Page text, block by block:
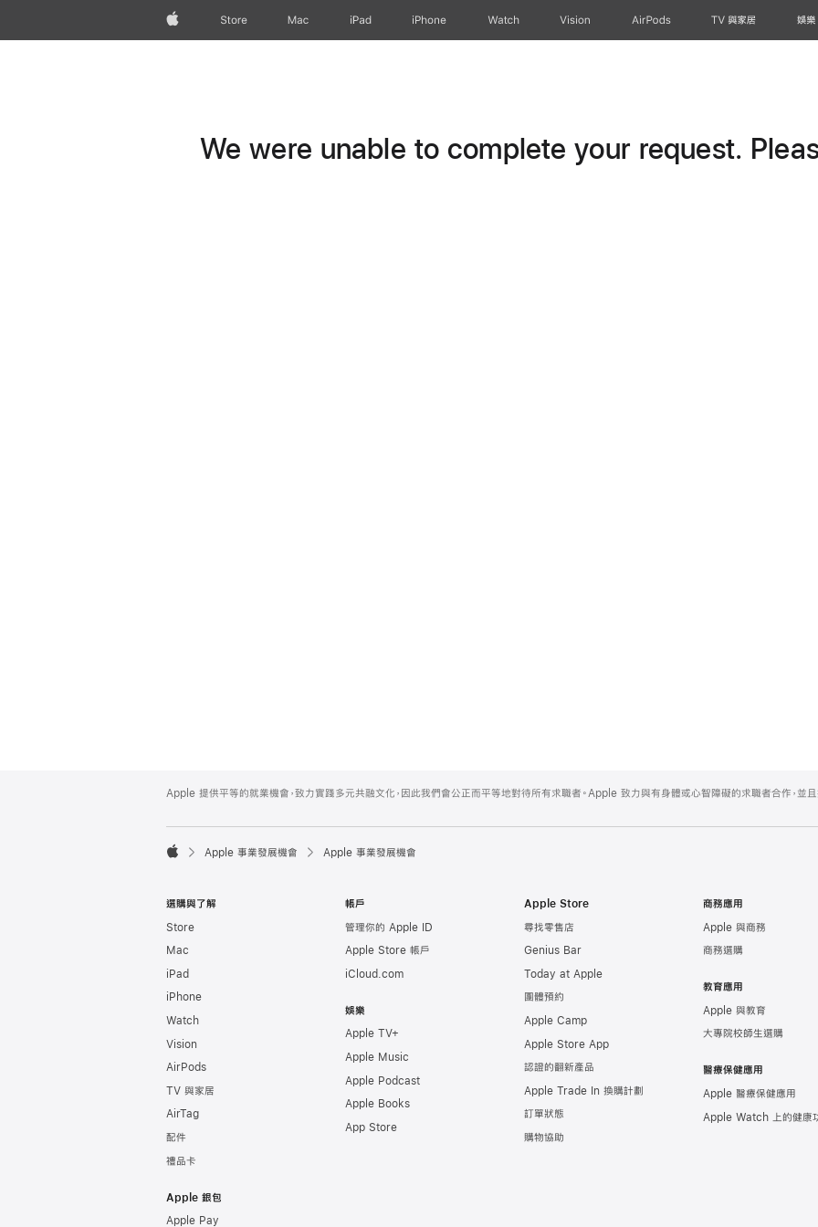
Apple Store Mac iPad iPhone Watch Vision AirPods TV 與家居 娛樂
We were unable to complete your request.
Footer
Apple 提供平等的就業機會，致力實踐多元共融文化，因此我們會公正而平等地對待所有求職者。Apple 致力與有身體或心智障礙的求職者合作，並且

Apple 事業發展機會 Apple 事業發展機會
選購與了解
Store
Mac
iPad
iPhone
Watch
Vision
AirPods
TV 與家居
AirTag
配件
禮品卡
Apple 銀包
Apple Pay
帳戶
管理你的 Apple ID
Apple Store 帳戶
iCloud.com
娛樂
Apple TV+
Apple Music
Apple Podcast
Apple Books
App Store
Apple Store
尋找零售店
Genius Bar
Today at Apple
團體預約
Apple Camp
Apple Store App
認證的翻新產品
Apple Trade In 換購計劃
訂單狀態
購物協助
商務應用
Apple 與商務
商務選購
教育應用
Apple 與教育
大專院校師生選購
醫療保健應用
Apple 醫療保健應用
Apple Watch 上的健康